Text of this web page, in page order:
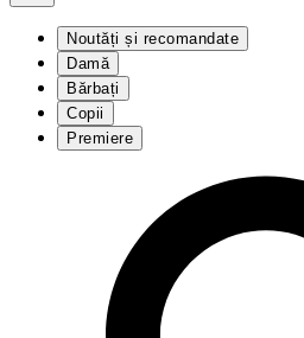
Noutăți și recomandate
Damă
Bărbați
Copii
Premiere